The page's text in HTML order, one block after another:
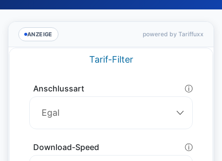
ANZEIGE powered by Tariffuxx